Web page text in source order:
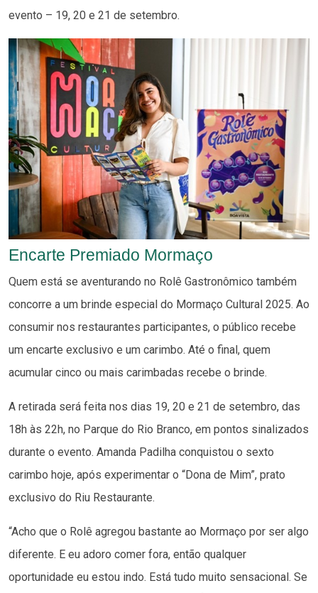
evento – 19, 20 e 21 de setembro.
Encarte Premiado Mormaço
Quem está se aventurando no Rolê Gastronômico também
concorre a um brinde especial do Mormaço Cultural 2025. Ao
consumir nos restaurantes participantes, o público recebe
um encarte exclusivo e um carimbo. Até o final, quem
acumular cinco ou mais carimbadas recebe o brinde.
A retirada será feita nos dias 19, 20 e 21 de setembro, das
18h às 22h, no Parque do Rio Branco, em pontos sinalizados
durante o evento. Amanda Padilha conquistou o sexto
carimbo hoje, após experimentar o “Dona de Mim”, prato
exclusivo do Riu Restaurante.
“Acho que o Rolê agregou bastante ao Mormaço por ser algo
diferente. E eu adoro comer fora, então qualquer
oportunidade eu estou indo. Está tudo muito sensacional. Se